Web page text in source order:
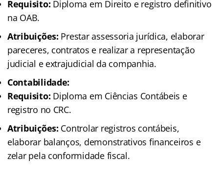
Requisito: Diploma em Direito e registro definitivo
na OAB.
Atribuições: Prestar assessoria jurídica, elaborar
pareceres, contratos e realizar a representação
judicial e extrajudicial da companhia.
Contabilidade:
Requisito: Diploma em Ciências Contábeis e
registro no CRC.
Atribuições: Controlar registros contábeis,
elaborar balanços, demonstrativos financeiros e
zelar pela conformidade fiscal.